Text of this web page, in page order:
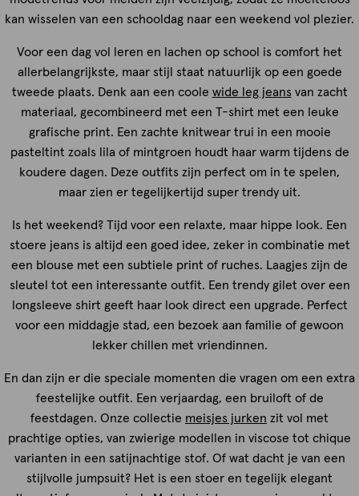
kan wisselen van een schooldag naar een weekend vol plezier.
Voor een dag vol leren en lachen op school is comfort het
allerbelangrijkste, maar stijl staat natuurlijk op een goede
tweede plaats. Denk aan een coole wide leg jeansvan zacht
materiaal, gecombineerd met een T-shirt met een leuke
grafische print. Een zachte knitwear trui in een mooie
pasteltint zoals lila of mintgroen houdt haar warm tijdens de
koudere dagen. Deze outfits zijn perfect om in te spelen,
maar zien er tegelijkertijd super trendy uit.
Is het weekend? Tijd voor een relaxte, maar hippe look. Een
stoere jeans is altijd een goed idee, zeker in combinatie met
een blouse met een subtiele print of ruches. Laagjes zijn de
sleutel tot een interessante outfit. Een trendy gilet over een
longsleeve shirt geeft haar look direct een upgrade. Perfect
voor een middagje stad, een bezoek aan familie of gewoon
lekker chillen met vriendinnen.
En dan zijn er die speciale momenten die vragen om een extra
feestelijke outfit. Een verjaardag, een bruiloft of de
feestdagen. Onze collectie meisjes jurken zit vol met
prachtige opties, van zwierige modellen in viscose tot chique
varianten in een satijnachtige stof. Of wat dacht je van een
stijlvolle jumpsuit? Het is een stoer en tegelijk elegant